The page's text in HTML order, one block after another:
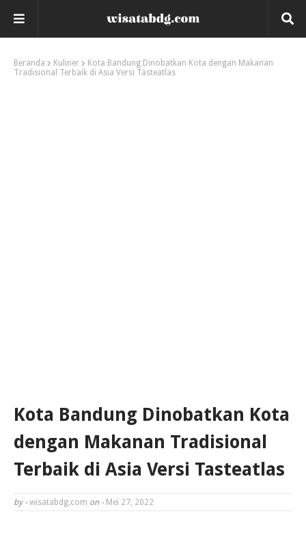
Beranda Kuliner
Kota Bandung Dinobatkan Kota dengan Makanan
Tradisional Terbaik di Asia Versi Tasteatlas
Kota Bandung Dinobatkan Kota
dengan Makanan Tradisional
Terbaik di Asia Versi Tasteatlas
by - wisatabdg.com on - Mei 27, 2022